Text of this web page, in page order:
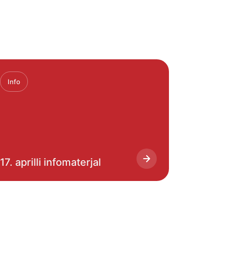
Info
17. aprilli infomaterjal